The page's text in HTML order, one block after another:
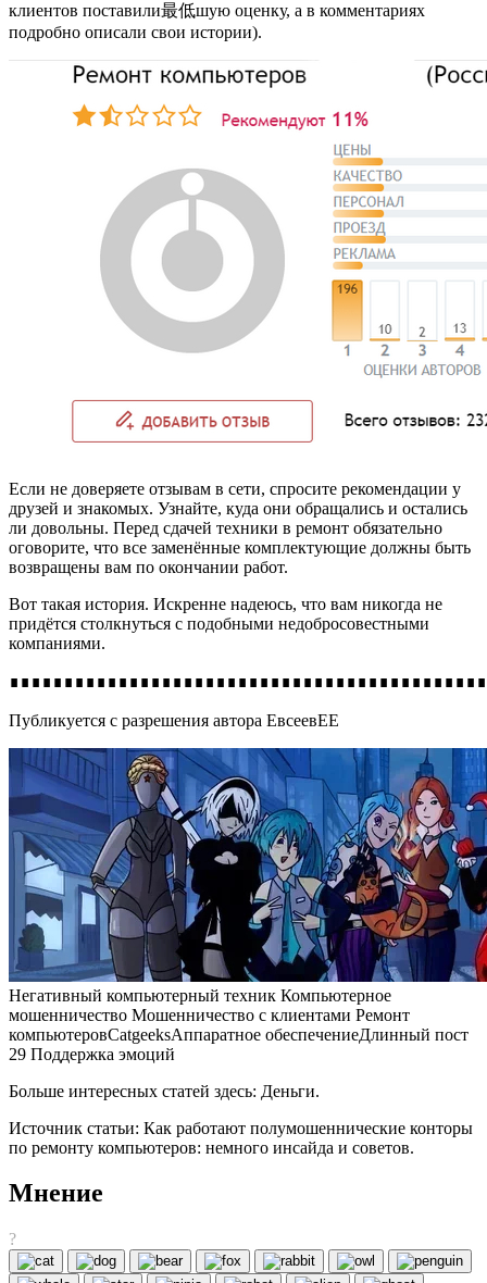
клиентов поставили最低шую оценку, а в комментариях
подробно описали свои истории).
Если не доверяете отзывам в сети, спросите рекомендации у
друзей и знакомых. Узнайте, куда они обращались и остались
ли довольны. Перед сдачей техники в ремонт обязательно
оговорите, что все заменённые комплектующие должны быть
возвращены вам по окончании работ.
Вот такая история. Искренне надеюсь, что вам никогда не
придётся столкнуться с подобными недобросовестными
компаниями.
Публикуется с разрешения автора ЕвсеевЕЕ
Негативный компьютерный техник Компьютерное
мошенничество Мошенничество с клиентами Ремонт
компьютеровCatgeeksАппаратное обеспечениеДлинный пост
29 Поддержка эмоций
Больше интересных статей здесь: Деньги.
Источник статьи: Как работают полумошеннические конторы
по ремонту компьютеров: немного инсайда и советов.
Мнение
?